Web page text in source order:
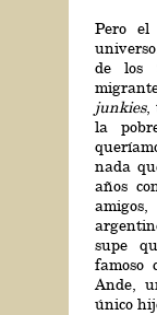
Pero
de los
junkies,
la
nada
años
supe
famoso
Ande,
único